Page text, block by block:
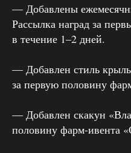
— Добавлены
Рассылка наград за
в течение 1–2 дней.
— Добавлен стиль
за первую половину
— Добавлен скакун
половину фарм-ивента